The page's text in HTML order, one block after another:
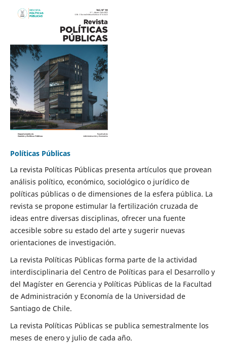
Políticas Públicas
La revista Políticas Públicas presenta artículos que provean
análisis político, económico, sociológico o jurídico de
políticas públicas o de dimensiones de la esfera pública. La
revista se propone estimular la fertilización cruzada de
ideas entre diversas disciplinas, ofrecer una fuente
accesible sobre su estado del arte y sugerir nuevas
orientaciones de investigación.
La revista Políticas Públicas forma parte de la actividad
interdisciplinaria del Centro de Políticas para el Desarrollo y
del Magíster en Gerencia y Políticas Públicas de la Facultad
de Administración y Economía de la Universidad de
Santiago de Chile.
La revista Políticas Públicas se publica semestralmente los
meses de enero y julio de cada año.